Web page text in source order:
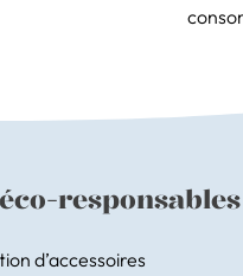
responsables
d’accessoires